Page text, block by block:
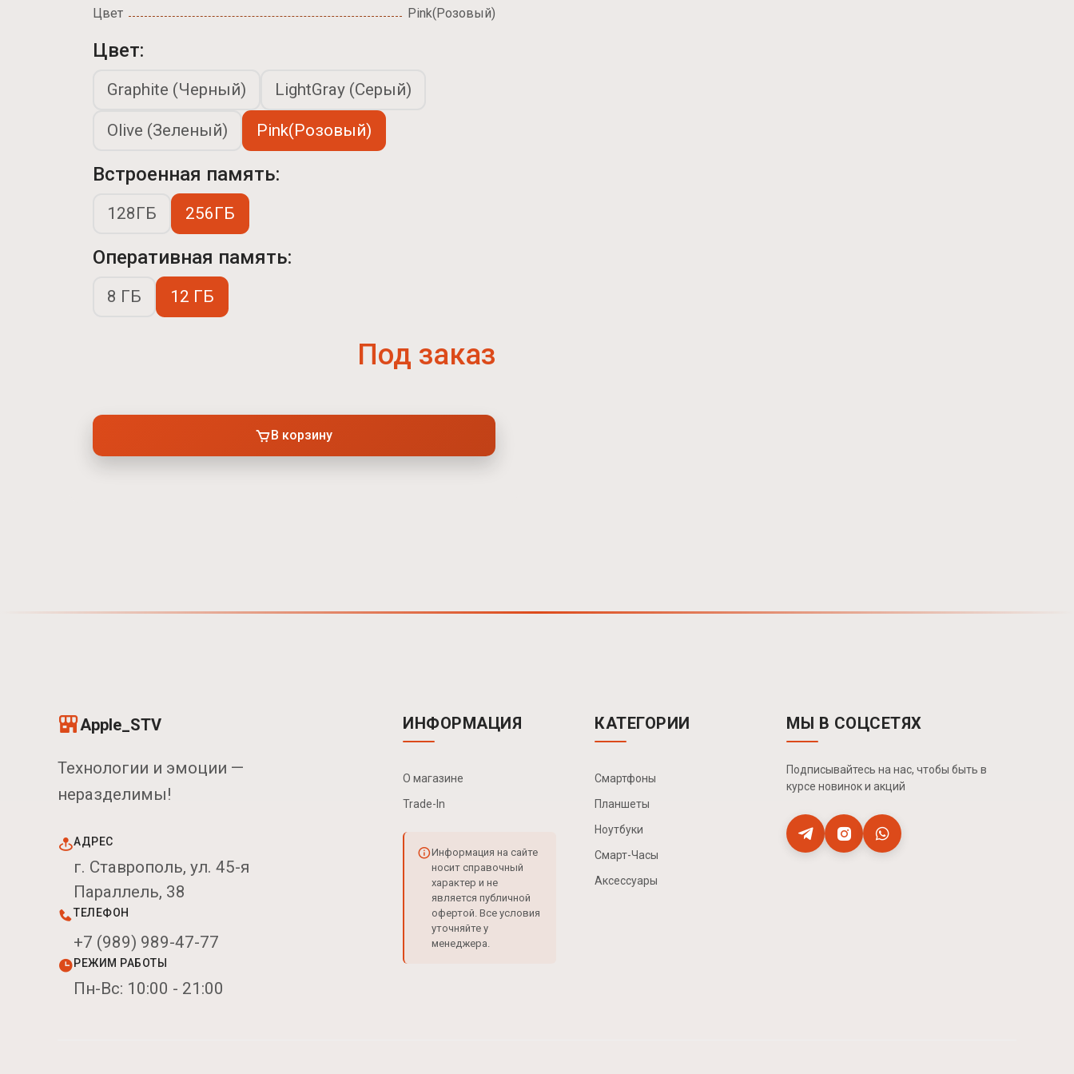
Цвет Pink(Розовый)
Цвет:
Graphite (Черный) LightGray (Серый)
Olive (Зеленый) Pink(Розовый)
Встроенная память:
128ГБ 256ГБ
Оперативная память:
8 ГБ 12 ГБ
Под заказ
В корзину
Apple_STV
Технологии и эмоции —
неразделимы!
АДРЕС
г. Ставрополь, ул. 45-я
Параллель, 38
ТЕЛЕФОН
+7 (989) 989-47-77
РЕЖИМ РАБОТЫ
Пн-Вс: 10:00 - 21:00
ИНФОРМАЦИЯ
О магазине
Trade-In
Информация на сайте
носит справочный
характер и не
является публичной
офертой. Все условия
уточняйте у
менеджера.
КАТЕГОРИИ
Смартфоны
Планшеты
Ноутбуки
Смарт-Часы
Аксессуары
МЫ В СОЦСЕТЯХ
Подписывайтесь на нас, чтобы быть в
курсе новинок и акций